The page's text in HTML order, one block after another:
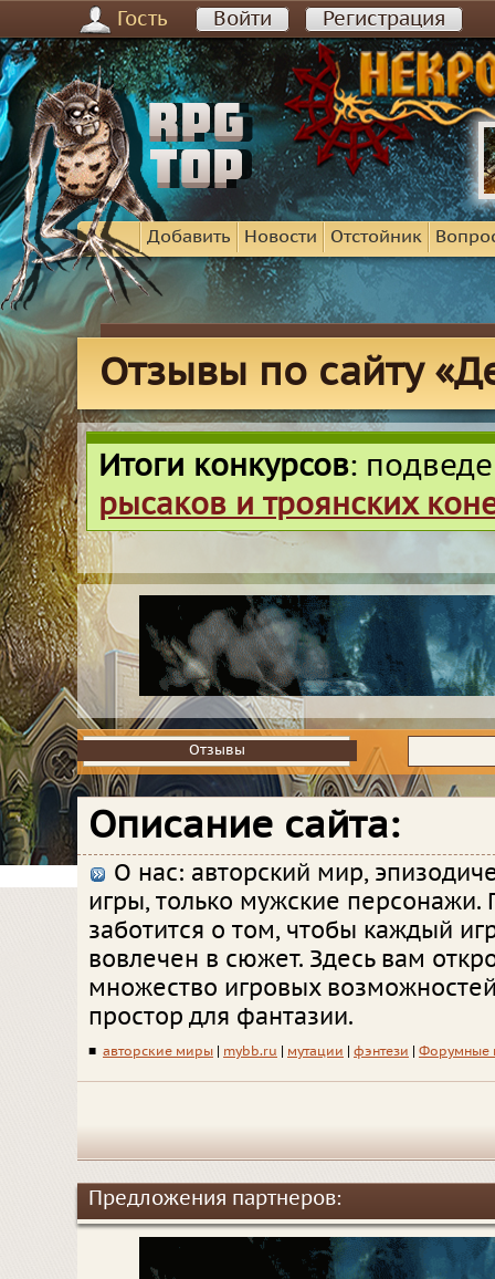
Гость Войти Регистрация
Добавить Новости Отстойник
Отзывы по сайту
Итоги конкурсов:
рысаков и троянских
Отзывы
Отзывы
Описание сайта:
О нас: авторский мир,
игры, только мужские персонажи.
заботится о том, чтобы каждый
вовлечен в сюжет. Здесь вам
множество игровых
простор для фантазии.
■ авторские миры mybb.ru мутации фэнтези Форумные
Предложения партнеров: